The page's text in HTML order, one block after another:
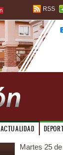
RSS
ACTUALIDAD
Martes 25